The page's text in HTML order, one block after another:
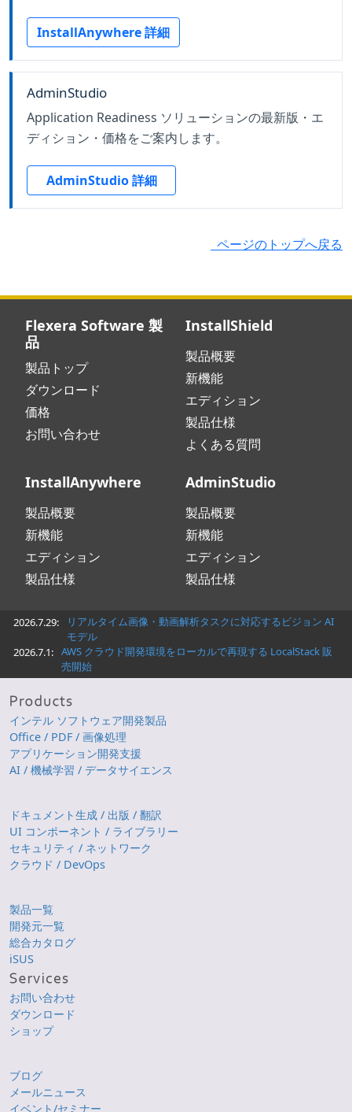
InstallAnywhere 詳細
AdminStudio
Application Readiness ソリューションの最新版・エ
ディション・価格をご案内します。
AdminStudio 詳細
ページのトップへ戻る
Flexera Software 製
品
製品トップ
ダウンロード
価格
お問い合わせ
InstallShield
製品概要
新機能
エディション
製品仕様
よくある質問
InstallAnywhere
製品概要
新機能
エディション
製品仕様
AdminStudio
製品概要
新機能
エディション
製品仕様
2026.7.29:
リアルタイム画像・動画解析タスクに対応するビジョン AI
モデル
2026.7.1: AWS クラウド開発環境をローカルで再現する LocalStack 販
売開始
インテル ソフトウェア開発製品
Office / PDF / 画像処理
アプリケーション開発支援
AI / 機械学習 / データサイエンス
ドキュメント生成 / 出版 / 翻訳
UI コンポーネント / ライブラリー
セキュリティ / ネットワーク
クラウド / DevOps
製品一覧
開発元一覧
総合カタログ
iSUS
お問い合わせ
ダウンロード
ショップ
ブログ
メールニュース
イベント/セミナー